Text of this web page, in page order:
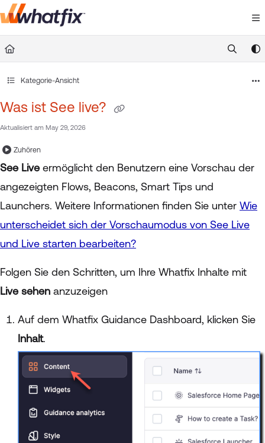
Documentation Index
Fetch the complete documentation index at:
https://
Kategorie-Ansicht
Was ist See live?
Aktualisiert am May 29, 2026
Zuhören
See Liveermöglicht den Benutzern eine Vorschau der
angezeigten Flows, Beacons, Smart Tips und
Launchers. Weitere Informationen finden Sie unter Wie
unterscheidet sich der Vorschaumodus von See Live
und Live starten bearbeiten?
Folgen Sie den Schritten, um Ihre Whatfix Inhalte mit
Live sehen anzuzeigen
Auf dem Whatfix Guidance Dashboard, klicken Sie
Inhalt.